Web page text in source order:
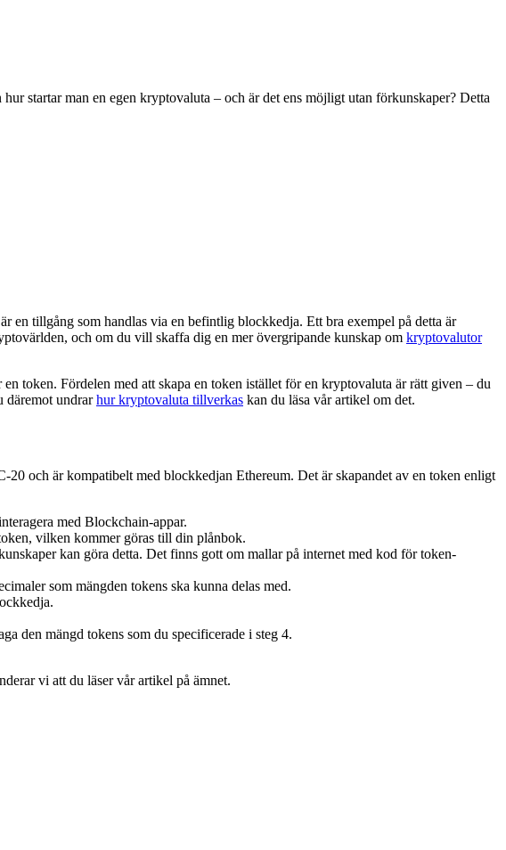
startar man en egen kryptovaluta – och är det ens möjligt utan förkunskaper? Detta
en tillgång som handlas via en befintlig blockkedja. Ett bra exempel på detta är
och om du vill skaffa dig en mer övergripande kunskap om kryptovalutor
token. Fördelen med att skapa en token istället för en kryptovaluta är rätt given – du
däremot undrarhur kryptovaluta tillverkas kan du läsa vår artikel om det.
och är kompatibelt med blockkedjan Ethereum. Det är skapandet av en token enligt
med Blockchain-appar.
vilken kommer göras till din plånbok.
kan göra detta. Det finns gott om mallar på internet med kod för token-
som mängden tokens ska kunna delas med.
den mängd tokens som du specificerade i steg 4.
vi att du läser vår artikel på ämnet.